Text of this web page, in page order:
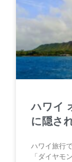
ハワイ
に隠さ
ハワイ旅行
「ダイヤモ